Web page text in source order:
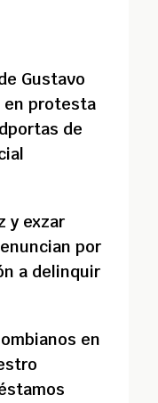
Gustavo
en protesta
de
y exzar
por
a delinquir
en